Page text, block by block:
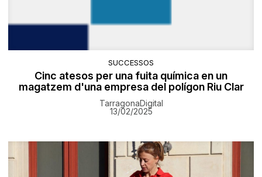
SUCCESSOS
Cinc atesos per una fuita química en un
magatzem d'una empresa del polígon Riu Clar
TarragonaDigital
13/02/2025